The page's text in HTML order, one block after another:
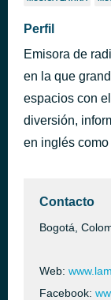
Perfil
Emisora de
en la que
espacios con
diversión,
en inglés
Contacto
Bogotá,
Web:
Facebook: